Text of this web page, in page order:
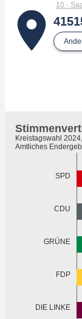
place
10 -
SPD
CDU
GRÜNE
FDP
DIE LINKE
Kreistagswahl
Amtliches